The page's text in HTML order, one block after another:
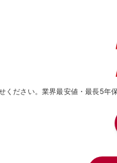
ださい。業界最安値・最長5